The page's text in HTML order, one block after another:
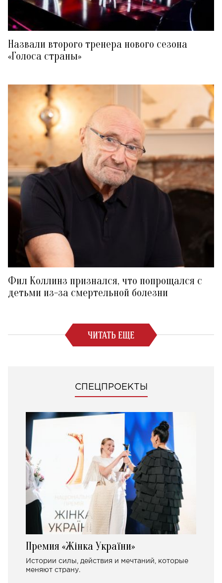
Назвали второго тренера нового сезона
«Голоса страны»
Фил Коллинз признался, что попрощался с
детьми из-за смертельной болезни
ЧИТАТЬ ЕЩЕ
СПЕЦПРОЕКТЫ
Премия «Жінка України»
Истории силы, действия и мечтаний, которые
меняют страну.